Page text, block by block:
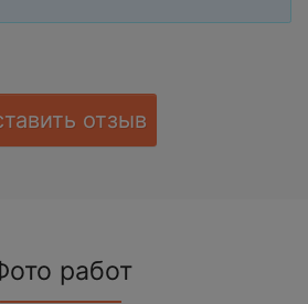
отзыв
работ